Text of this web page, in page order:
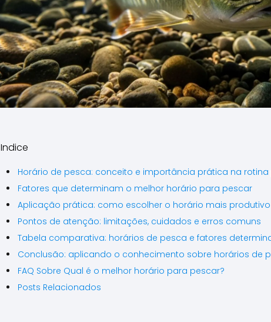
Indice
Horário de pesca: conceito e importância prática na rotina
Fatores que determinam o melhor horário para pescar
Aplicação prática: como escolher o horário mais
Pontos de atenção: limitações, cuidados e erros comuns
Tabela comparativa: horários de pesca e fatores
Conclusão: aplicando o conhecimento sobre horários de
FAQ Sobre Qual é o melhor horário para pescar?
Posts Relacionados